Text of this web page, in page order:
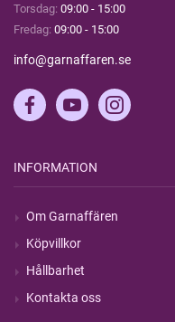
Torsdag: 09:00 - 15:00
Fredag: 09:00 - 15:00
info@garnaffaren.se
INFORMATION
Om Garnaffären
Köpvillkor
Hållbarhet
Kontakta oss